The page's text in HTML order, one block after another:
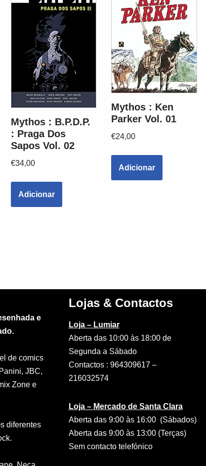
Mythos : B.P.D.P.
: Praga Dos
Sapos Vol. 02
€34,00
Adicionar
Mythos : Ken
Parker Vol. 01
€24,00
Adicionar
e
de comics
JBC,
Zone e
diferentes
Lojas & Contactos
Loja – Lumiar
Aberta das 10:00 às 18:00 de
Segunda a Sábado
Contactos : 964309617 –
216032574
Loja – Mercado de Santa Clara
Aberta das 9:00 às 16:00 (Sábados)
Aberta das 9:00 às 13:00 (Terças)
Sem contacto telefónico